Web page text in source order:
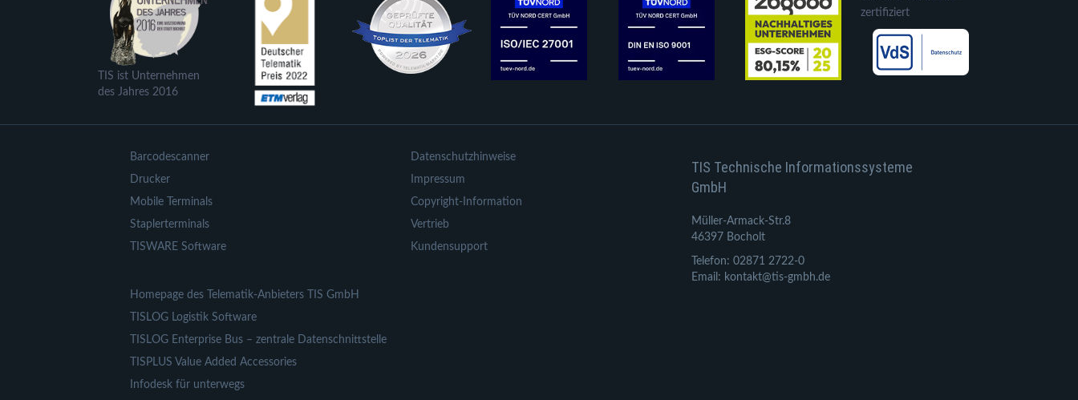
TIS ist Unternehmen
des Jahres 2016
zertifiziert
Barcodescanner
Drucker
Mobile Terminals
Staplerterminals
TISWARE Software
Homepage des Telematik-Anbieters TIS GmbH
TISLOG Logistik Software
TISLOG Enterprise Bus – zentrale Datenschnittstelle
TISPLUS Value Added Accessories
Infodesk für unterwegs
Datenschutzhinweise
Impressum
Copyright-Information
Vertrieb
Kundensupport
TIS Technische Informationssysteme
GmbH
Müller-Armack-Str.8
46397 Bocholt
Telefon: 02871 2722-0
Email: kontakt@tis-gmbh.de